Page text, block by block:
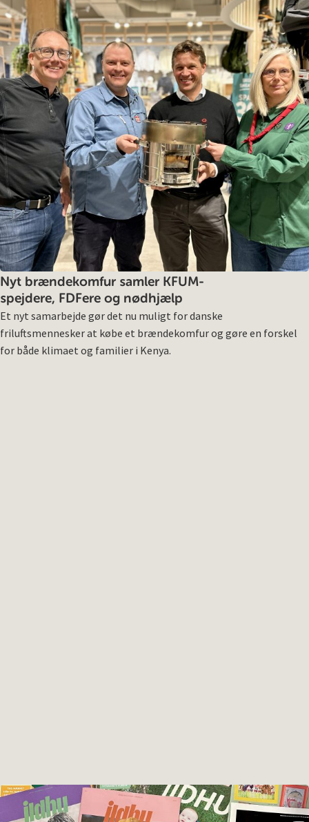
Nyt brændekomfur samler KFUM-
spejdere, FDFere og nødhjælp
Et nyt samarbejde gør det nu muligt for danske
friluftsmennesker at købe et brændekomfur og gøre en forskel
for både klimaet og familier i Kenya.